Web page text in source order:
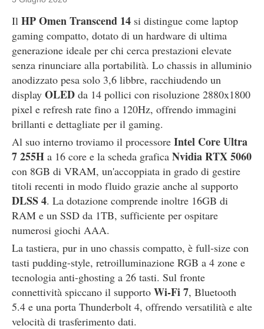
Il HP Omen Transcend 14 si distingue come laptop
gaming compatto, dotato di un hardware di ultima
generazione ideale per chi cerca prestazioni elevate
senza rinunciare alla portabilità. Lo chassis in alluminio
anodizzato pesa solo 3,6 libbre, racchiudendo un
display OLED da 14 pollici con risoluzione 2880x1800
pixel e refresh rate fino a 120Hz, offrendo immagini
brillanti e dettagliate per il gaming.
Al suo interno troviamo il processore Intel Core Ultra
7 255H a 16 core e la scheda grafica Nvidia RTX 5060
con 8GB di VRAM, un'accoppiata in grado di gestire
titoli recenti in modo fluido grazie anche al supporto
DLSS 4. La dotazione comprende inoltre 16GB di
RAM e un SSD da 1TB, sufficiente per ospitare
numerosi giochi AAA.
La tastiera, pur in uno chassis compatto, è full-size con
tasti pudding-style, retroilluminazione RGB a 4 zone e
tecnologia anti-ghosting a 26 tasti. Sul fronte
connettività spiccano il supporto Wi-Fi 7, Bluetooth
5.4 e una porta Thunderbolt 4, offrendo versatilità e alte
velocità di trasferimento dati.